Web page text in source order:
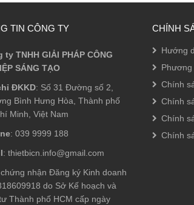
TIN CÔNG TY
ty TNHH GIẢI PHÁP CÔNG
SÁNG TẠO
ĐKKD: Số 31 Đường số 2,
Bình Hưng Hòa, Thành phố
Minh, Việt Nam
: 039 9999 188
: thietbicn.info@gmail.com
nhận Đăng ký Kinh doanh
do Sở Kế hoạch và
Thành phố HCM cấp ngày
CHÍNH
Hướng
Chính
Chính
Chính
Chính